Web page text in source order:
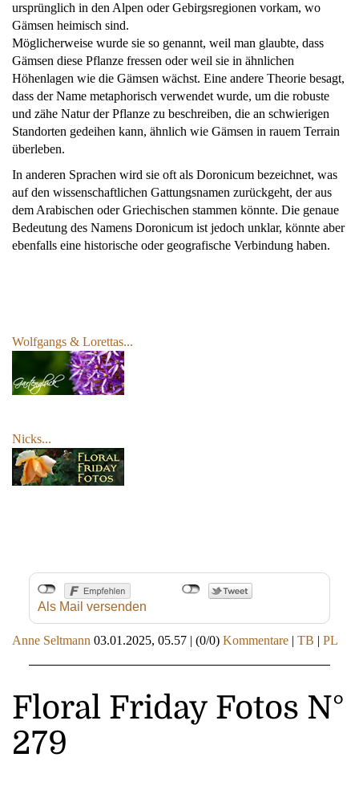
ursprünglich in den Alpen oder Gebirgsregionen vorkam, wo
Gämsen heimisch sind.
Möglicherweise wurde sie so genannt, weil man glaubte, dass
Gämsen diese Pflanze fressen oder weil sie in ähnlichen
Höhenlagen wie die Gämsen wächst. Eine andere Theorie besagt,
dass der Name metaphorisch verwendet wurde, um die robuste
und zähe Natur der Pflanze zu beschreiben, die an schwierigen
Standorten gedeihen kann, ähnlich wie Gämsen in rauem Terrain
überleben.
In anderen Sprachen wird sie oft als Doronicum bezeichnet, was
auf den wissenschaftlichen Gattungsnamen zurückgeht, der aus
dem Arabischen oder Griechischen stammen könnte. Die genaue
Bedeutung des Namens Doronicum ist jedoch unklar, könnte aber
ebenfalls eine historische oder geografische Verbindung haben.
Wolfgangs & Lorettas...
Nicks...
Als Mail versenden
Anne Seltmann 03.01.2025, 05.57 | (0/0) Kommentare | TB | PL
Floral Friday Fotos N°
279